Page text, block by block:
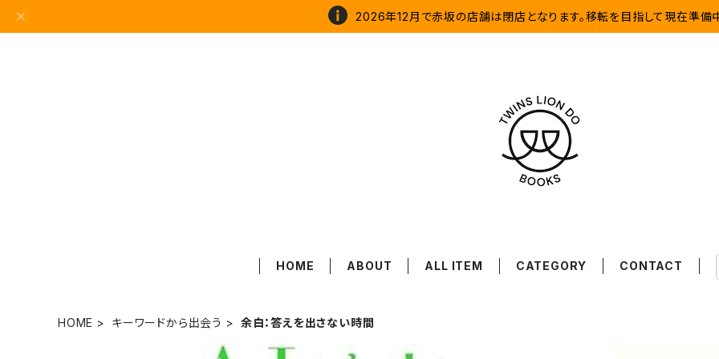
2026年12月で赤坂の店舗は閉店となります。移転を目指して現在準備
HOME ABOUT ALL ITEM CATEGORY CONTACT
HOME キーワードから出会う 余白：答えを出さない時間